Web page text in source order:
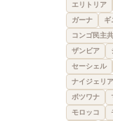
エリトリア
ガーナ
ギ
コンゴ民主
ザンビア
セーシェル
ナイジェリア
ボツワナ
モロッコ